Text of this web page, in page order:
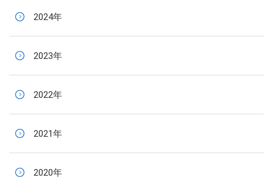
2024年
2023年
2022年
2021年
2020年